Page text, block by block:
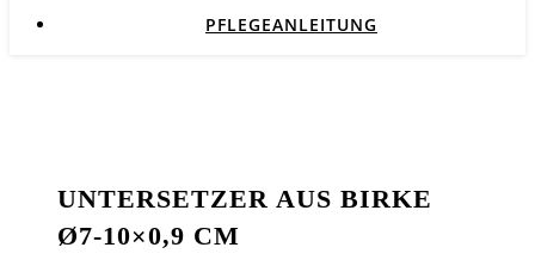
PFLEGEANLEITUNG
UNTERSETZER AUS BIRKE
Ø7-10×0,9 CM